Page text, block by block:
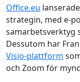
Office.eu
strategin, med
samarbetsverktyg
Dessutom har
Visio‑plattform
och Zoom för